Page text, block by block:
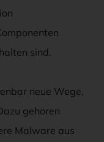
sind.
neue Wege,
gehören
Malware aus